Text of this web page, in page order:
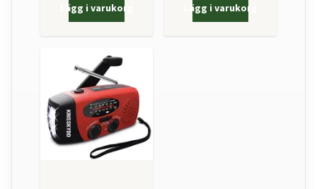
Lägg i varukorg Lägg i varukorg